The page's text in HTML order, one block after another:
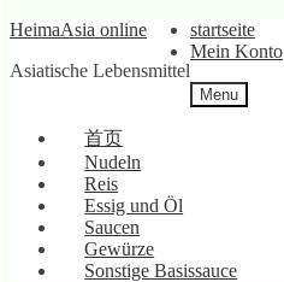
Skip
navigation
Skip
content
HeimaAsia online
Asiatische Lebensmittel
startseite
Mein Konto
Menu
首页
Nudeln
Reis
Essig und Öl
Saucen
Gewürze
Sonstige Basissauce